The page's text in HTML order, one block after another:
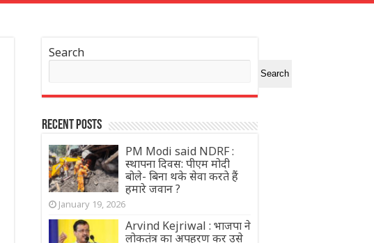
Search
Search
Recent Posts
PM Modi said NDRF :
स्थापना दिवस: पीएम मोदी
बोले- बिना थके सेवा करते हैं
हमारे जवान ?
January 19, 2026
Arvind Kejriwal : भाजपा ने
लोकतंत्र का अपहरण कर उसे